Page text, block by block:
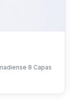
8 Capas